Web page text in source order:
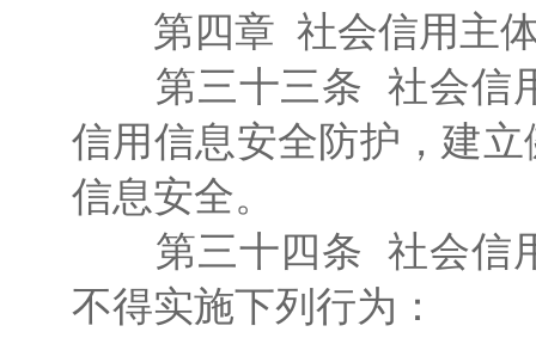
第四章 社会信用主体
第三十三条 社会信用
信用信息安全防护，建
信息安全。
第三十四条 社会信用
不得实施下列行为：